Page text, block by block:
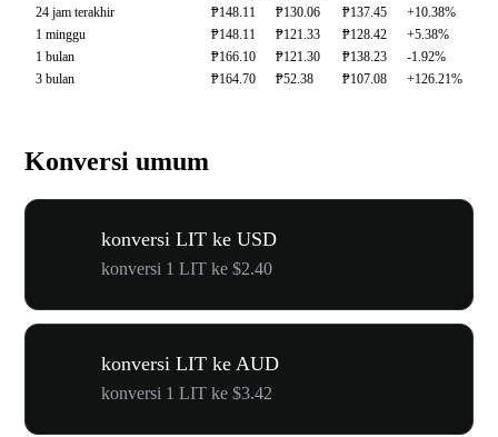
24 jam terakhir
₱148.11 ₱130.06 ₱137.45
+10.38%
1 minggu
₱148.11 ₱121.33 ₱128.42
+5.38%
1 bulan
₱166.10 ₱121.30 ₱138.23
-1.92%
3 bulan
₱164.70 ₱52.38 ₱107.08 +126.21%
Konversi umum
konversi LIT ke USD
konversi 1 LIT ke $2.40
konversi LIT ke AUD
konversi 1 LIT ke $3.42